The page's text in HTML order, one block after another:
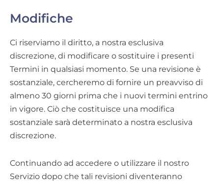
Modifiche
Ci riserviamo il diritto, a nostra esclusiva
discrezione, di modificare o sostituire i presenti
Termini in qualsiasi momento. Se una revisione è
sostanziale, cercheremo di fornire un preavviso di
almeno 30 giorni prima che i nuovi termini entrino
in vigore. Ciò che costituisce una modifica
sostanziale sarà determinato a nostra esclusiva
discrezione.
Continuando ad accedere o utilizzare il nostro
Servizio dopo che tali revisioni diventeranno